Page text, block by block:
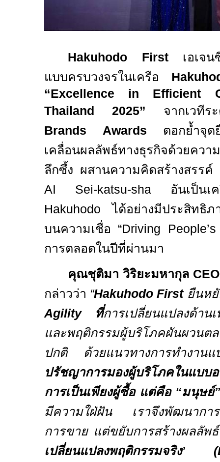
Hakuhodo First
เอเจ
แบบครบวงจรในเครือ
“Excellence in Efficient
Thailand 2025”
จากเวที
Brands Awards
ตอกย้ำจุด
เคลื่อนผลลัพธ์ทางธุรกิจด้วยควา
ลึกซึ้ง ผสานความคิดสร้างสรร
AI
Sei-katsu-sha อันเป็นเ
Hakuhodoได้อย่างมีประสิทธิ
บนความเชื่อ “Driving
การตลอดในปีที่ผ่านมา
คุณชุติมา วิริยะมหากุล
กล่าวว่า “Hakuhodo First ยืนห
Agilityที่การเปลี่ยนแปลงด้า
และพฤติกรรมผู้บริโภคผันผวนตล
ปกติ ด้วยแนวทางการทำงา
ปรัชญาการมองผู้บริโภคในแบบ
การเป็นเพียงผู้ซื้อ แต่คือ “มนุษย์
มีความใฝ่ฝัน เราจึงพัฒนาการ
การขาย แต่ขยับการสร้างผลลัพ
เปลี่ยนแปลงพฤติกรรมจริง’(